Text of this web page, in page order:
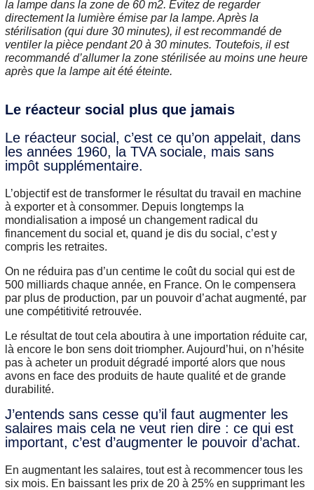
la lampe dans la zone de 60 m2. Évitez de regarder
directement la lumière émise par la lampe. Après la
stérilisation (qui dure 30 minutes), il est recommandé de
ventiler la pièce pendant 20 à 30 minutes. Toutefois, il est
recommandé d’allumer la zone stérilisée au moins une heure
après que la lampe ait été éteinte.
Le réacteur social plus que jamais
Le réacteur social, c’est ce qu’on appelait, dans
les années 1960, la TVA sociale, mais sans
impôt supplémentaire.
L’objectif est de transformer le résultat du travail en machine
à exporter et à consommer. Depuis longtemps la
mondialisation a imposé un changement radical du
financement du social et, quand je dis du social, c’est y
compris les retraites.
On ne réduira pas d’un centime le coût du social qui est de
500 milliards chaque année, en France. On le compensera
par plus de production, par un pouvoir d’achat augmenté, par
une compétitivité retrouvée.
Le résultat de tout cela aboutira à une importation réduite car,
là encore le bon sens doit triompher. Aujourd’hui, on n’hésite
pas à acheter un produit dégradé importé alors que nous
avons en face des produits de haute qualité et de grande
durabilité.
J’entends sans cesse qu’il faut augmenter les
salaires mais cela ne veut rien dire : ce qui est
important, c’est d’augmenter le pouvoir d’achat.
En augmentant les salaires, tout est à recommencer tous les
six mois. En baissant les prix de 20 à 25% en supprimant les